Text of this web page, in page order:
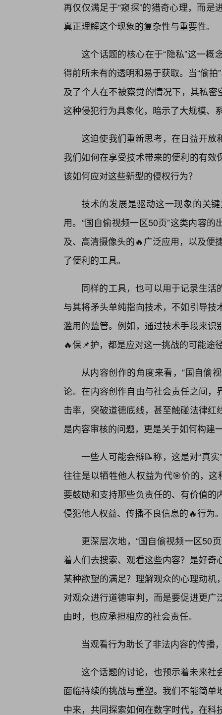
再仅仅满足于“窥探”的猎奇心理，而
真正理解这个现象的复杂性与重要性。
这个话题的核心在于“隐私”这一
得前所未有的透明和易于获取。当“偷
及了个人在不被察觉的情况下，其私密
这种侵犯行为具象化，暗示了大规模、
这迫使我们重新思考，在日益开
我们如何在享受技术带来的便利的有
该如何应对这些新型的侵权行为？
技术的发展是驱动这一现象的关
用。“国自偷视频一区50页”这类内容
及、高清摄像头的🔥广泛应用，以及便
了便利的工具。
同样的工具，也可以用于记录生
与其将矛头单纯指向技术，不如引导
滥用的监管。例如，通过技术手段来
🔥保📌护，都是应对这一挑战的可能途
从内容创作的角度来看，“国自偷
论。在内容创作自由与社会责任之间
击率，突破道德底线，甚至触碰法律
是内容审核的问题，更是关于如何构建
一些人可能会辩📝称，这是对“真实
往往是以牺牲他人权益为代🎯价的，
要鼓励和支持那些负责任的、有价值
侵犯他人权益、传播不良信息的🔥行为
更深层次地，“国自偷视频一区50
着人们去搜索、观看这些内容？是好
某种欲望的满足？理解观众的心理动
对观众进行道德审判，而是要促进更
由时，也应承担相应的社会责任。
当观看行为助长了非法内容的传播
这个话题的讨论，也预示着未来
面临持续的挑战与重塑。我们不能简
中来，共同探索如何在数字时代，在